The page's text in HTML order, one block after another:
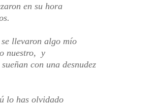
en su hora
llevaron algo mío
nuestro, y
con una desnudez
lo has olvidado